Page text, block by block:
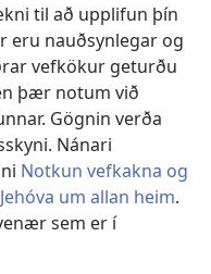
til að upplifun þín
eru nauðsynlegar og
vefkökur geturðu
þær notum við
Gögnin verða
Nánari
Notkun vefkakna og
um allan heim.
sem er í
Society of Pennsylvania.